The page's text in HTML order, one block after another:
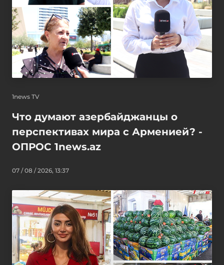
1news TV
Что думают азербайджанцы о
перспективах мира с Арменией? -
ОПРОС 1news.az
07 / 08 / 2026, 13:37